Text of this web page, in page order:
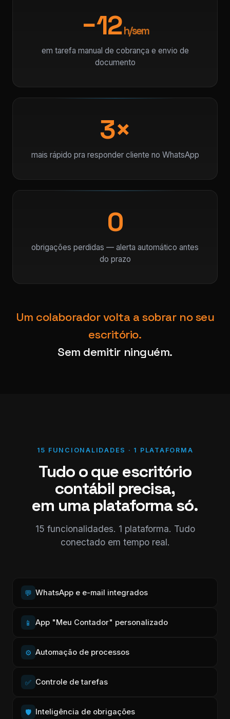
−12h/sem
em tarefa manual de cobrança e envio de
documento
3×
mais rápido pra responder cliente no WhatsApp
0
obrigações perdidas — alerta automático antes
do prazo
Um colaborador volta a sobrar no seu
escritório.
Sem demitir ninguém.
15 FUNCIONALIDADES · 1 PLATAFORMA
Tudo o que escritório
contábil precisa,
em uma plataforma só.
15 funcionalidades. 1 plataforma. Tudo
conectado em tempo real.
💬 WhatsApp e e-mail integrados
📱 App "Meu Contador" personalizado
⚙️ Automação de processos
✅ Controle de tarefas
🛡️ Inteligência de obrigações